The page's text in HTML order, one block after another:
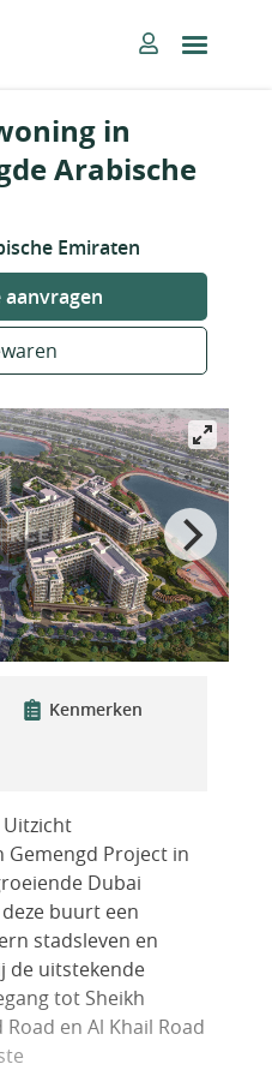
in
Arabische
Emiraten
Kenmerken
Project in
Dubai
buurt een
stadsleven en
de uitstekende
tot Sheikh
en Al Khail Road